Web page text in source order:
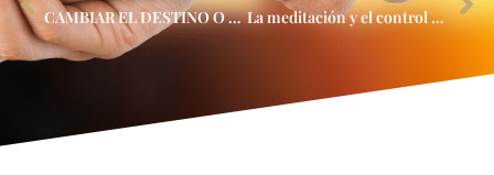
CAMBIAR EL DESTINO O LA RECURRENCIA
La meditación y el control de las emociones